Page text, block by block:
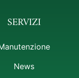
SERVIZI
News